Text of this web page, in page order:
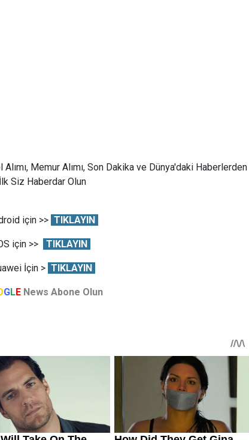
Memur Alımı, Son Dakika ve Dünya'daki Haberlerden
İlk Siz Haberdar Olun
için >> TIKLAYIN
için >> TIKLAYIN
İçin > TIKLAYIN
GLE News Abone Olun